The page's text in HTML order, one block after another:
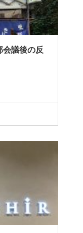
会議後の反